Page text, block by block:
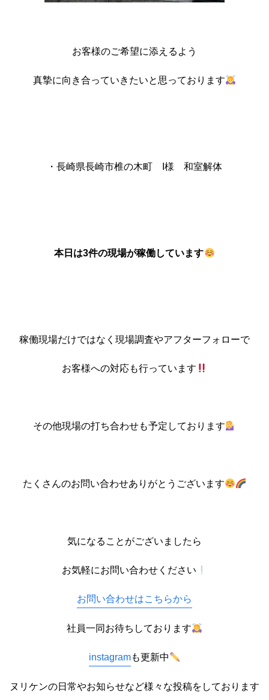
お客様のご希望に添えるよう
真摯に向き合っていきたいと思っております
・長崎県長崎市椎の木町 I様 和室解体
本日は3件の現場が稼働しています
稼働現場だけではなく現場調査やアフターフォローで
お客様への対応も行っています
その他現場の打ち合わせも予定しております
たくさんのお問い合わせありがとうございます
気になることがございましたら
お気軽にお問い合わせください
お問い合わせはこちらから
社員一同お待ちしております
instagramも更新中
ヌリケンの日常やお知らせなど様々な投稿をしております